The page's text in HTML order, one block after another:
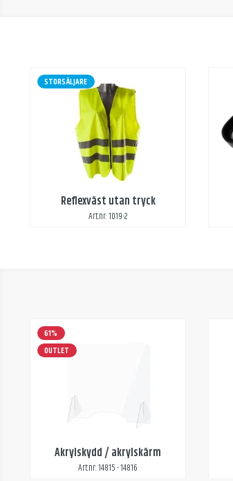
STORSÄLJARE
Reflexväst utan tryck
Art.nr: 1019-2
61%
OUTLET
Akrylskydd / akrylskärm
Art.nr: 14815 - 14816